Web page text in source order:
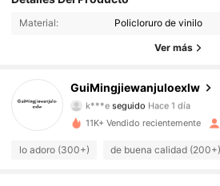
Material: Policloruro de vinilo
Ver más
GuiMingjiewanjuloexlw
seguido
Hace 1 día
4.87
461 Seguidores
4.87 461 Seguidores
11K+ Vendido recientemente
lo adoro (300+) de buena calidad (200+)